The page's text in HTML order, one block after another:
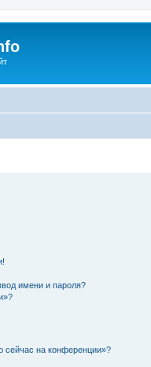
имени и пароля?
сейчас на конференции»?